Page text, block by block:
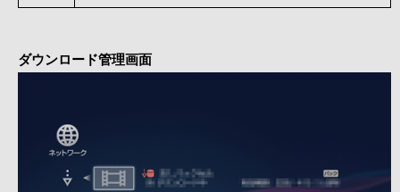
ダウンロード管理画面